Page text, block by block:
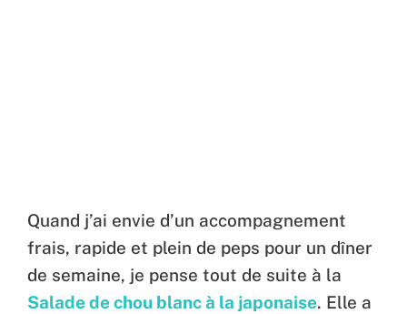
Quand j’ai envie d’un accompagnement
frais, rapide et plein de peps pour un dîner
de semaine, je pense tout de suite à la
Salade de chou blanc à la japonaise. Elle a